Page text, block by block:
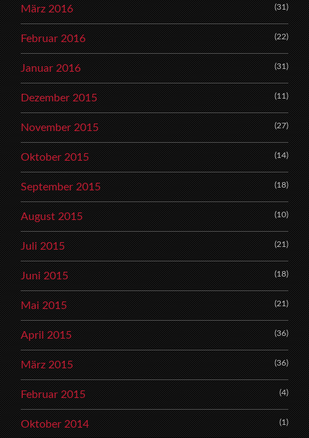
März 2016 (31)
Februar 2016 (22)
Januar 2016 (31)
Dezember 2015 (11)
November 2015 (27)
Oktober 2015 (14)
September 2015 (18)
August 2015 (10)
Juli 2015 (21)
Juni 2015 (18)
Mai 2015 (21)
April 2015 (36)
März 2015 (36)
Februar 2015 (4)
Oktober 2014 (1)